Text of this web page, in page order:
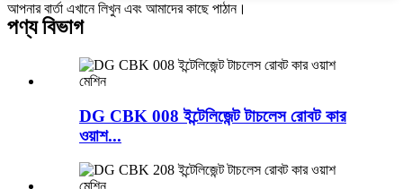
আপনার বার্তা এখানে লিখুন এবং আমাদের কাছে পাঠান।
পণ্য বিভাগ
DG CBK 008 ইন্টেলিজেন্ট টাচলেস রোবট কার
ওয়াশ...